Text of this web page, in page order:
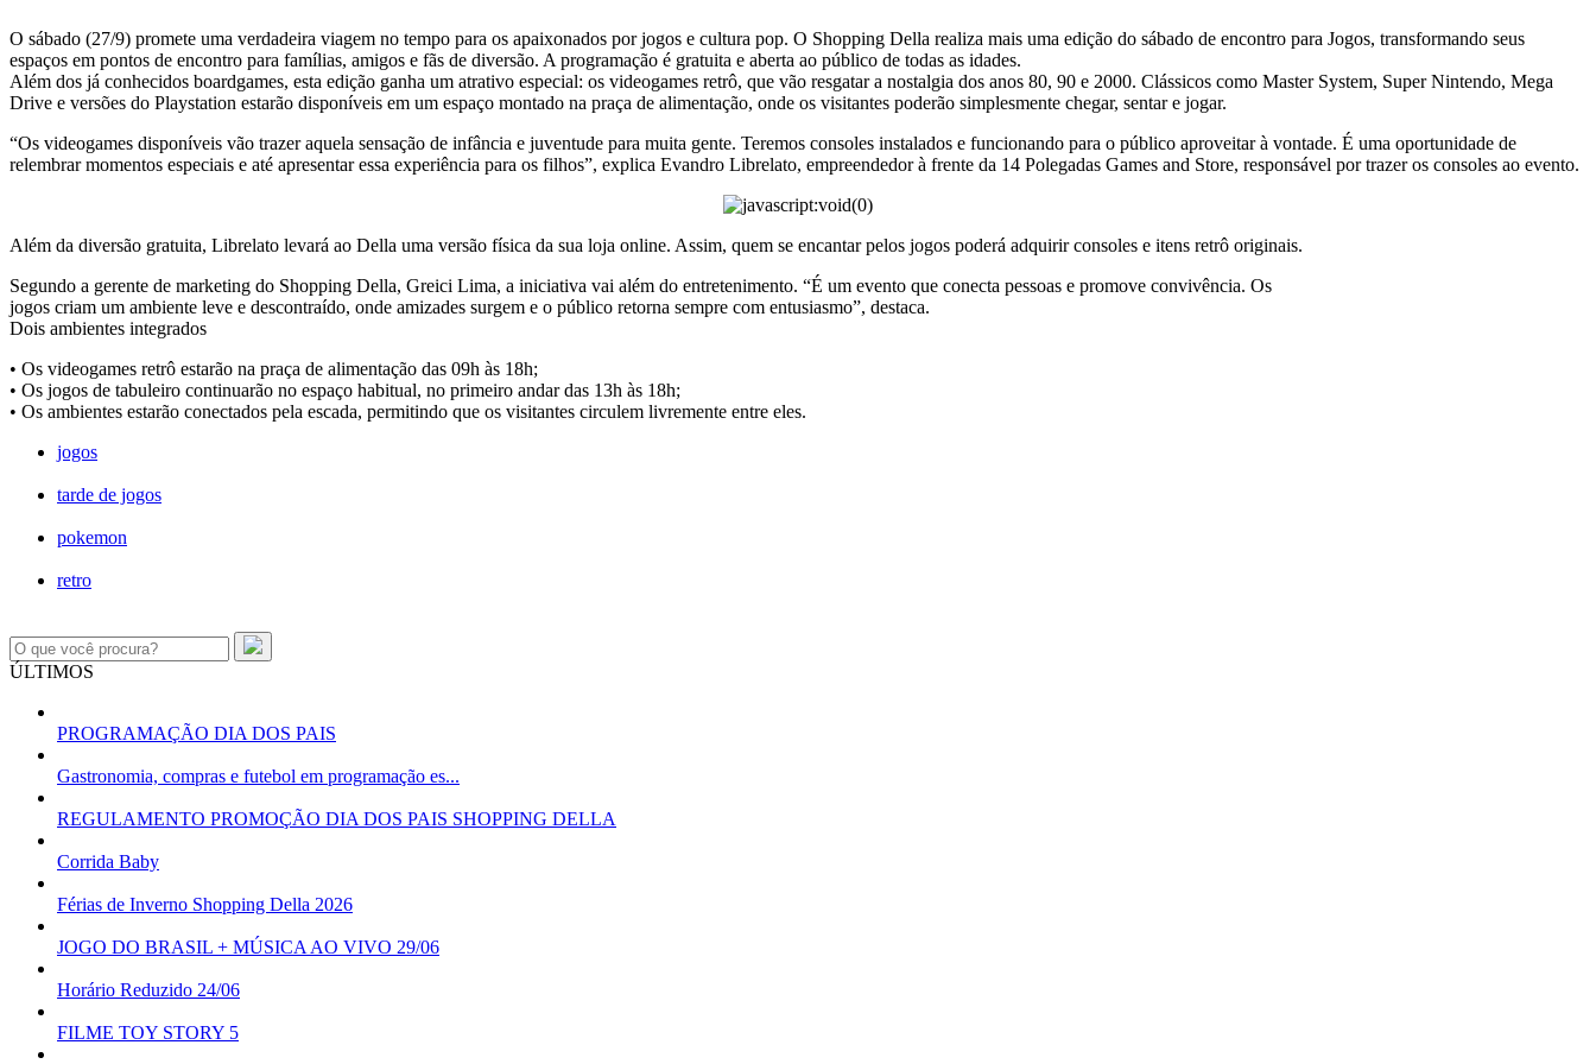
O sábado (27/9) promete uma verdadeira viagem no tempo para os apaixonados por jogos e cultura pop. O Shopping Della realiza mais uma edição do sábado de encontro para Jogos, transformando seus
espaços em pontos de encontro para famílias, amigos e fãs de diversão. A programação é gratuita e aberta ao público de todas as idades.
Além dos já conhecidos boardgames, esta edição ganha um atrativo especial: os videogames retrô, que vão resgatar a nostalgia dos anos 80, 90 e 2000. Clássicos como Master System, Super Nintendo, Mega
Drive e versões do Playstation estarão disponíveis em um espaço montado na praça de alimentação, onde os visitantes poderão simplesmente chegar, sentar e jogar.
“Os videogames disponíveis vão trazer aquela sensação de infância e juventude para muita gente. Teremos consoles instalados e funcionando para o público aproveitar à vontade. É uma oportunidade de
relembrar momentos especiais e até apresentar essa experiência para os filhos”, explica Evandro Librelato, empreendedor à frente da 14 Polegadas Games and Store, responsável por trazer os consoles ao evento.
Além da diversão gratuita, Librelato levará ao Della uma versão física da sua loja online. Assim, quem se encantar pelos jogos poderá adquirir consoles e itens retrô originais.
Segundo a gerente de marketing do Shopping Della, Greici Lima, a iniciativa vai além do entretenimento. “É um evento que conecta pessoas e promove convivência. Os
jogos criam um ambiente leve e descontraído, onde amizades surgem e o público retorna sempre com entusiasmo”, destaca.
Dois ambientes integrados
• Os videogames retrô estarão na praça de alimentação das 09h às 18h;
• Os jogos de tabuleiro continuarão no espaço habitual, no primeiro andar das 13h às 18h;
• Os ambientes estarão conectados pela escada, permitindo que os visitantes circulem livremente entre eles.
jogos
tarde de jogos
pokemon
retro
ÚLTIMOS
PROGRAMAÇÃO DIA DOS PAIS
Gastronomia, compras e futebol em programação es...
REGULAMENTO PROMOÇÃO DIA DOS PAIS SHOPPING DELLA
Corrida Baby
Férias de Inverno Shopping Della 2026
JOGO DO BRASIL + MÚSICA AO VIVO 29/06
Horário Reduzido 24/06
FILME TOY STORY 5